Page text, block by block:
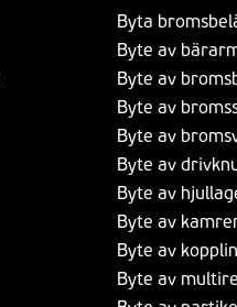
Byta
Byte av
Byte av
Byte av
Byte av
Byte av
Byte av
Byte av
Byte av
Byte av